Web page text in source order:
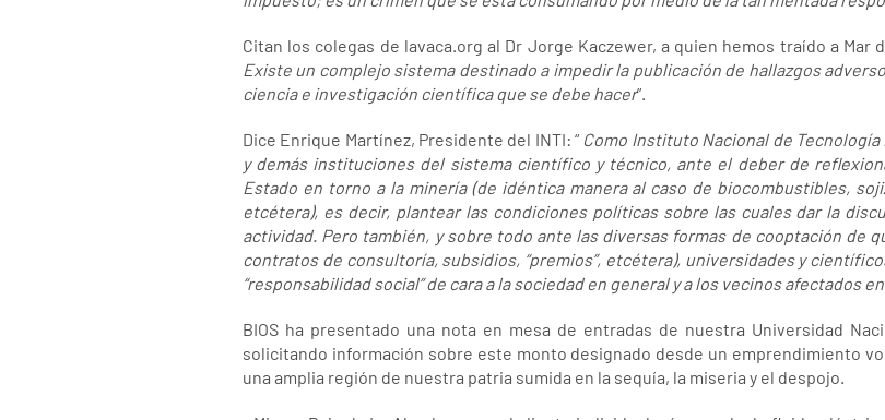
Citan los colegas de lavaca.org al Dr Jorge Kaczewer, a quien hemos traído a Mar
Existe un complejo sistema destinado a impedir la publicación de hallazgos
ciencia e investigación científica que se debe hacer”.
Dice Enrique Martínez, Presidente del INTI: “ Como Instituto Nacional de
y demás instituciones del sistema científico y técnico, ante el deber de
Estado en torno a la minería (de idéntica manera al caso de biocombustibles,
etcétera), es decir, plantear las condiciones políticas sobre las cuales dar la
actividad. Pero también, y sobre todo ante las diversas formas de cooptación de
contratos de consultoría, subsidios, “premios”, etcétera), universidades y
“responsabilidad social” de cara a la sociedad en general y a los vecinos afectados
BIOS ha presentado una nota en mesa de entradas de nuestra Universidad
solicitando información sobre este monto designado desde un emprendimiento
una amplia región de nuestra patria sumida en la sequía, la miseria y el despojo.